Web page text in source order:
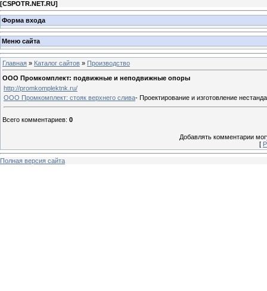
[CSPOTR.NET.RU]
Форма входа
Меню сайта
Главная » Каталог сайтов » Производство
ООО Промкомплект: подвижные и неподвижные опоры
http://promkomplektnk.ru/
ООО Промкомплект: стояк верхнего слива- Проектирование и изготовление
Всего комментариев: 0
Добавлять комментарии
[
Полная версия сайта